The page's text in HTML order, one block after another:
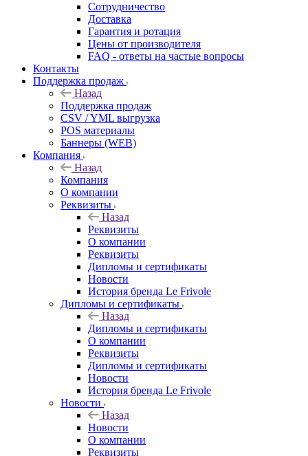
Сотрудничество
Доставка
Гарантия и ротация
Цены от производителя
FAQ - ответы на частые вопросы
Контакты
Поддержка продаж
Назад
Поддержка продаж
CSV / YML выгрузка
POS материалы
Баннеры (WEB)
Компания
Назад
Компания
О компании
Реквизиты
Назад
Реквизиты
О компании
Реквизиты
Дипломы и сертификаты
Новости
История бренда Le Frivole
Дипломы и сертификаты
Назад
Дипломы и сертификаты
О компании
Реквизиты
Дипломы и сертификаты
Новости
История бренда Le Frivole
Новости
Назад
Новости
О компании
Реквизиты